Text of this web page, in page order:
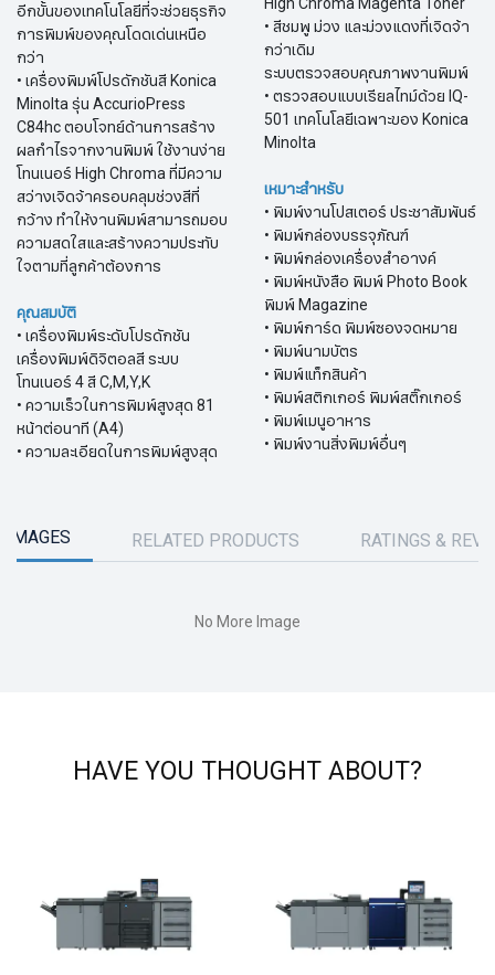
อีกขั้นของเทคโนโลยีที่จะช่วยธุรกิจ
การพิมพ์ของคุณโดดเด่นเหนือ
กว่า
• เครื่องพิมพ์โปรดักชันสี Konica
Minolta รุ่น AccurioPress
C84hc ตอบโจทย์ด้านการสร้าง
ผลกำไรจากงานพิมพ์ ใช้งานง่าย
โทนเนอร์ High Chroma ที่มีความ
สว่างเจิดจ้าครอบคลุมช่วงสีที่
กว้าง ทำให้งานพิมพ์สามารถมอบ
ความสดใสและสร้างความประทับ
ใจตามที่ลูกค้าต้องการ​​​​​​​
คุณสมบัติ
• เครื่องพิมพ์ระดับโปรดักชัน
เครื่องพิมพ์ดิจิตอลสี ระบบ
โทนเนอร์ 4 สี C,M,Y,K
• ความเร็วในการพิมพ์สูงสุด 81
หน้าต่อนาที (A4)
• ความละเอียดในการพิมพ์สูงสุด
• สีชมพู ม่วง และม่วงแดงที่เจิดจ้า
กว่าเดิม
ระบบตรวจสอบคุณภาพงานพิมพ์
• ตรวจสอบแบบเรียลไทม์ด้วย IQ-
501 เทคโนโลยีเฉพาะของ Konica
Minolta
เหมาะสำหรับ
• พิมพ์งานโปสเตอร์ ประชาสัมพันธ์
• พิมพ์กล่องบรรจุภัณฑ์
• พิมพ์กล่องเครื่องสำอางค์
• พิมพ์หนังสือ พิมพ์ Photo Book
พิมพ์ Magazine
• พิมพ์การ์ด พิมพ์ซองจดหมาย
• พิมพ์นามบัตร
• พิมพ์แท็กสินค้า
• พิมพ์สติกเกอร์ พิมพ์สติ๊กเกอร์
• พิมพ์เมนูอาหาร
• พิมพ์งานสิ่งพิมพ์อื่นๆ
IMAGES RELATED PRODUCTS RATINGS &
No More Image
HAVE YOU THOUGHT ABOUT?